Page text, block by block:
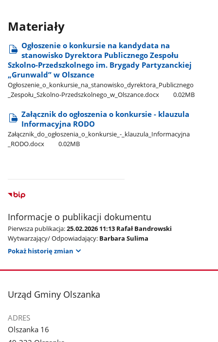
Materiały
Ogłoszenie o konkursie na kandydata na
stanowisko Dyrektora Publicznego Zespołu
Szkolno-Przedszkolnego im. Brygady Partyzanckiej
„Grunwald” w Olszance
Ogłoszenie​_o​_konkursie​_na​_stanowisko​_dyrektora​_Publicznego​
_Zespołu​_Szkolno-Przedszkolnego​_w​_Olszance.docx
0.02MB
Załącznik do ogłoszenia o konkursie - klauzula
Informacyjna RODO
Załącznik​_do​_ogłoszenia​_o​_konkursie​_-​_klauzula​_Informacyjna​
_RODO.docx
0.02MB
Informacje o publikacji dokumentu
Pierwsza publikacja:25.02.2026 11:13 Rafał Bandrowski
Wytwarzający/ Odpowiadający: Barbara Sulima
Pokaż historię zmian
stopka
Urząd Gminy Olszanka
ADRES
Olszanka 16